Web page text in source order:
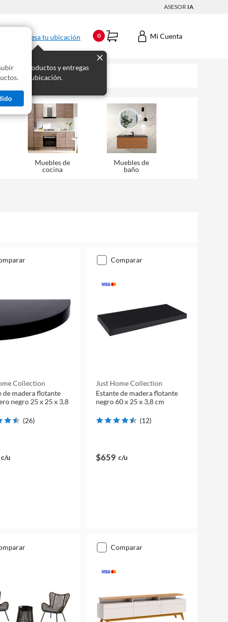
ASESOR IA
Ingresa tu ubicación
los productos y entregas
para tu ubicación.
0 Mi Cuenta
Muebles de
cocina
Muebles de
baño
Collection
de madera flotante
negro 25 x 25 x 3,8
(26)
c/u
comparar
Just Home Collection
Estante de madera flotante
negro 60 x 25 x 3,8 cm
(12)
$659 c/u
comparar